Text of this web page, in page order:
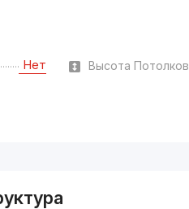
Нет Высота Потолков